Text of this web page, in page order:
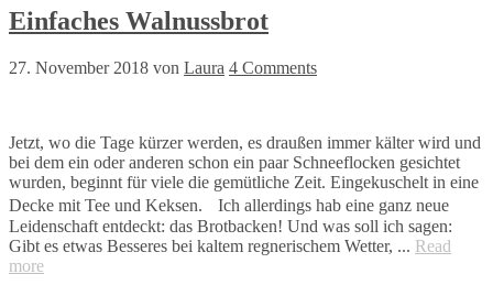
Einfaches Walnussbrot
27. November 2018 von Laura 4 Comments
Jetzt, wo die Tage kürzer werden, es draußen immer kälter wird und
bei dem ein oder anderen schon ein paar Schneeflocken gesichtet
wurden, beginnt für viele die gemütliche Zeit. Eingekuschelt in eine
Decke mit Tee und Keksen. Ich allerdings hab eine ganz neue
Leidenschaft entdeckt: das Brotbacken! Und was soll ich sagen:
Gibt es etwas Besseres bei kaltem regnerischem Wetter, ... Read
more